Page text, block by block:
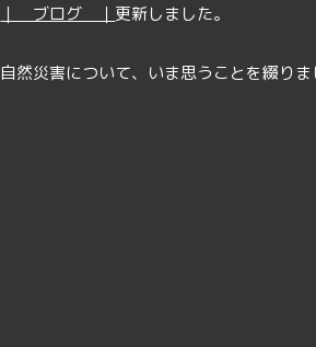
｜ ブログ ｜ 更新しました。
自然災害について、いま思うことを綴りま